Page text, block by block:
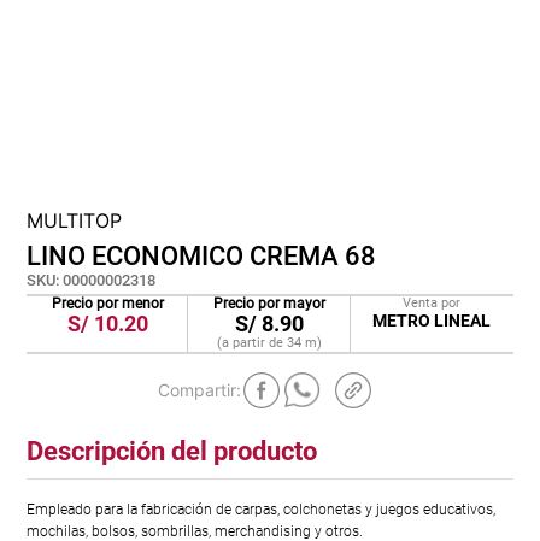
MULTITOP
LINO ECONOMICO CREMA 68
SKU:00000002318
Precio por menor
S/ 10.20
Precio por mayor
S/8.90
(a partir de 34 m)
Venta por
METRO LINEAL
Descripción del producto
Empleado para la fabricación de carpas, colchonetas y juegos educativos,
mochilas, bolsos, sombrillas, merchandising y otros.